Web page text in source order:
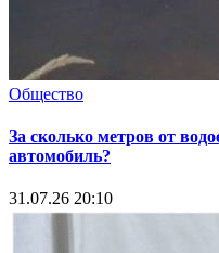
Общество
За сколько метров от
автомобиль?
31.07.26 20:10